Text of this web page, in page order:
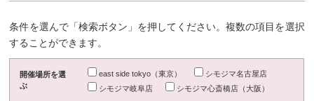
条件を選んで「検索ボタン」を押してください。複数の項目を選択
することができます。
開催場所を選
ぶ
east side tokyo（東京）
シモジマ名古屋店
シモジマ岐阜店
シモジマ心斎橋店（大阪）